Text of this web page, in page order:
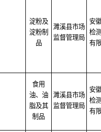
淀粉及
淀粉制
品
濉溪县市场
监督管理局
安
检
有
食用
油、油
脂及其
制品
濉溪县市场
监督管理局
安
检
有